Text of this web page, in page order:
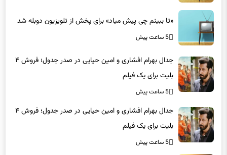
«تا ببینم چی پیش میاد» برای پخش از تلویزیون دوبله شد
5 ساعت پیش
جدال بهرام افشاری و امین حیایی در صدر جدول؛ فروش ۴
بلیت برای یک فیلم
5 ساعت پیش
جدال بهرام افشاری و امین حیایی در صدر جدول؛ فروش ۴
بلیت برای یک فیلم
5 ساعت پیش